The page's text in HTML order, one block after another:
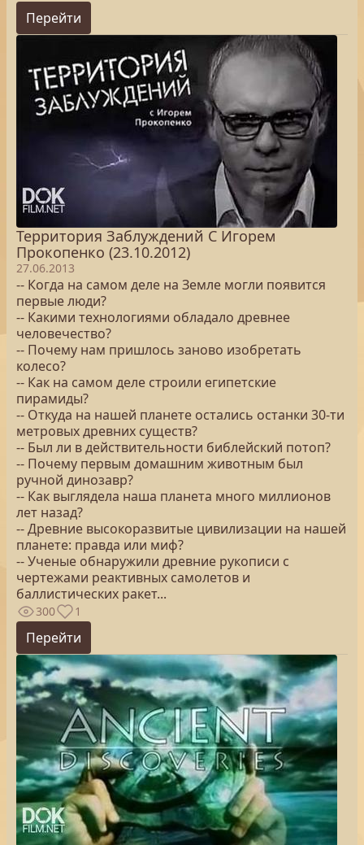
Перейти
Территория Заблуждений С Игорем
Прокопенко (23.10.2012)
27.06.2013
-- Когда на самом деле на Земле могли появится
первые люди?
-- Какими технологиями обладало древнее
человечество?
-- Почему нам пришлось заново изобретать
колесо?
-- Как на самом деле строили египетские
пирамиды?
-- Откуда на нашей планете остались останки 30-ти
метровых древних существ?
-- Был ли в действительности библейский потоп?
-- Почему первым домашним животным был
ручной динозавр?
-- Как выглядела наша планета много миллионов
лет назад?
-- Древние высокоразвитые цивилизации на нашей
планете: правда или миф?
-- Ученые обнаружили древние рукописи с
чертежами реактивных самолетов и
баллистических ракет...
300 1
Перейти